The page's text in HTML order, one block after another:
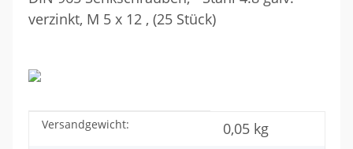
verzinkt, M 5 x 12 , (25 Stück)
Produkteigenschaft
Wert
Versandgewicht: 0,05 kg